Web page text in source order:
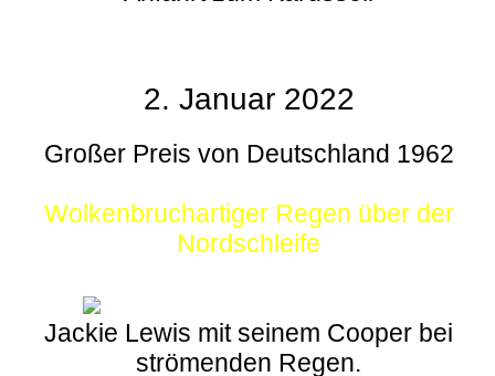
2. Januar 2022
Großer Preis von Deutschland 1962
Wolkenbruchartiger Regen über der
Nordschleife
Jackie Lewis mit seinem Cooper bei
strömenden Regen.